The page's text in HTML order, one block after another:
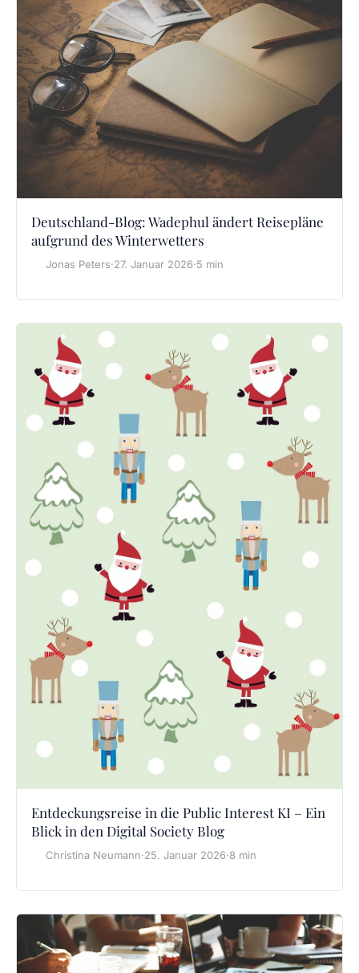
Deutschland-Blog: Wadephul ändert Reisepläne
aufgrund des Winterwetters
Jonas Peters·27. Januar 2026·5 min
Entdeckungsreise in die Public Interest KI – Ein
Blick in den Digital Society Blog
Christina Neumann·25. Januar 2026·8 min